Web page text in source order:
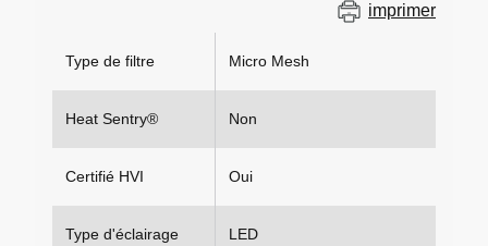
imprimer
Type de filtre Micro Mesh
Heat Sentry® Non
Certifié HVI Oui
Type d'éclairage LED